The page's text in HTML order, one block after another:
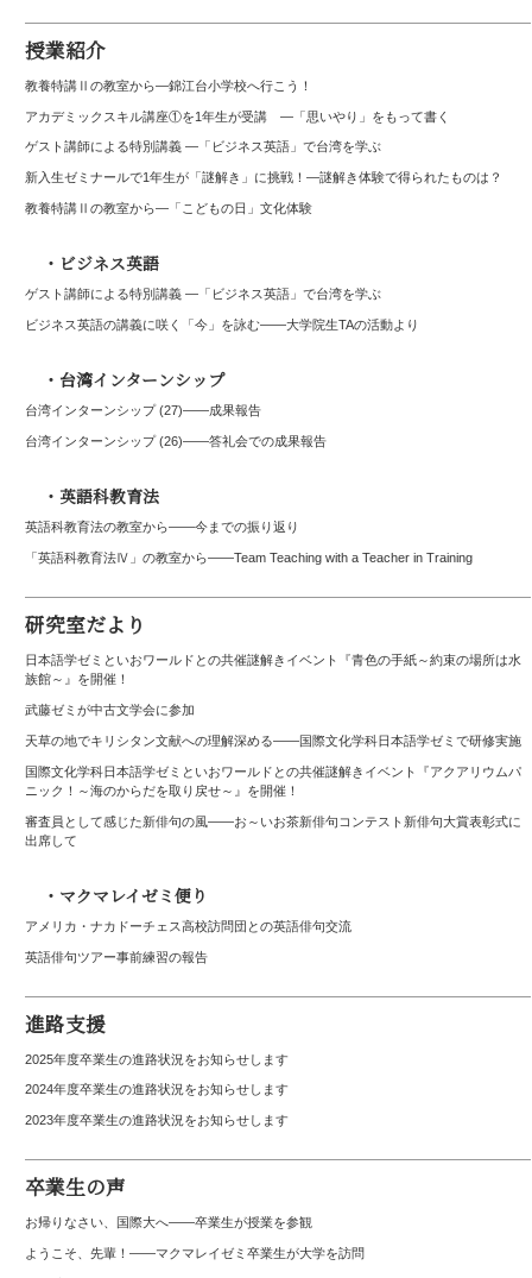
授業紹介
教養特講Ⅱの教室から―錦江台小学校へ行こう！
アカデミックスキル講座①を1年生が受講 ―「思いやり」をもって書く
ゲスト講師による特別講義 ―「ビジネス英語」で台湾を学ぶ
新入生ゼミナールで1年生が「謎解き」に挑戦！―謎解き体験で得られたものは？
教養特講Ⅱの教室から―「こどもの日」文化体験
・ビジネス英語
ゲスト講師による特別講義 ―「ビジネス英語」で台湾を学ぶ
ビジネス英語の講義に咲く「今」を詠む――大学院生TAの活動より
・台湾インターンシップ
台湾インターンシップ (27)——成果報告
台湾インターンシップ (26)――答礼会での成果報告
・英語科教育法
英語科教育法の教室から——今までの振り返り
「英語科教育法Ⅳ」の教室から――Team Teaching with a Teacher in Training
研究室だより
日本語学ゼミといおワールドとの共催謎解きイベント『青色の手紙～約束の場所は水
族館～』を開催！
武藤ゼミが中古文学会に参加
天草の地でキリシタン文献への理解深める――国際文化学科日本語学ゼミで研修実施
国際文化学科日本語学ゼミといおワールドとの共催謎解きイベント『アクアリウムパ
ニック！～海のからだを取り戻せ～』を開催！
審査員として感じた新俳句の風――お～いお茶新俳句コンテスト新俳句大賞表彰式に
出席して
・マクマレイゼミ便り
アメリカ・ナカドーチェス高校訪問団との英語俳句交流
英語俳句ツアー事前練習の報告
進路支援
2025年度卒業生の進路状況をお知らせします
2024年度卒業生の進路状況をお知らせします
2023年度卒業生の進路状況をお知らせします
卒業生の声
お帰りなさい、国際大へ――卒業生が授業を参観
ようこそ、先輩！――マクマレイゼミ卒業生が大学を訪問